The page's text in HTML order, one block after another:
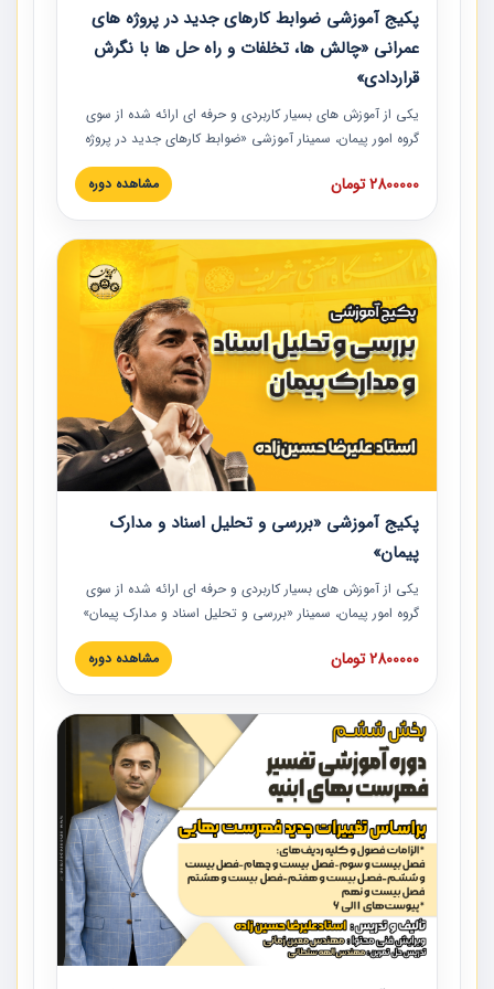
پکیج آموزشی ضوابط کارهای جدید در پروژه های
عمرانی «چالش ها، تخلفات و راه حل ها با نگرش
قراردادی»
یکی از آموزش‏‏‏‏‏‏ های بسیار کاربردی و حرفه‏ ای ارائه شده از سوی
گروه امور پیمان، سمینار آموزشی «ضوابط کارهای جدید در پروژه
های عمرانی» چالش ها، تخلفات و راه حل ها با نگرش قراردادی
است که در محل سندیکای شرکت های ساختمانی کشور ارائه شد.
مدارک پیمان به همراه تجربیات عملی ارائه شده است.
2800000 تومان مشاهده دوره
پکیج آموزشی «بررسی و تحلیل اسناد و مدارک
پیمان»
یکی از آموزش‏‏‏‏‏‏ های بسیار کاربردی و حرفه‏ ای ارائه شده از سوی
گروه امور پیمان، سمینار «بررسی و تحلیل اسناد و مدارک پیمان»
است که در دانشگاه صنعتی شریف ارائه شد. در این آموزش
نکات کلیدی مربوط به اسناد و مدارک پیمان، اولویت بندی اسناد
پیمان به همراه تجربیات عملی در این خصوص ارائه شده است.
2800000 تومان مشاهده دوره